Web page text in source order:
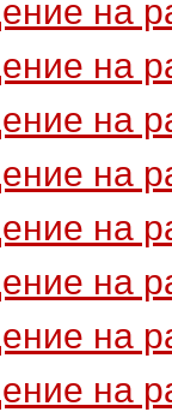
на
на
на
на
на
на
на